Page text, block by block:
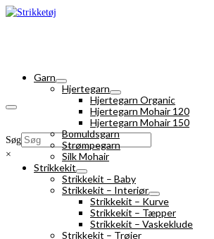
Søg
×
Garn
Hjertegarn
Hjertegarn Organic
Hjertegarn Mohair 120
Hjertegarn Mohair 150
Bomuldsgarn
Strømpegarn
Silk Mohair
Strikkekit
Strikkekit – Baby
Strikkekit – Interiør
Strikkekit – Kurve
Strikkekit – Tæpper
Strikkekit – Vaskeklude
Strikkekit – Trøjer